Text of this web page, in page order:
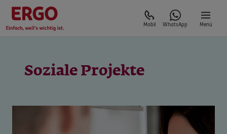
Mobil WhatsApp Menü
Soziale Projekte